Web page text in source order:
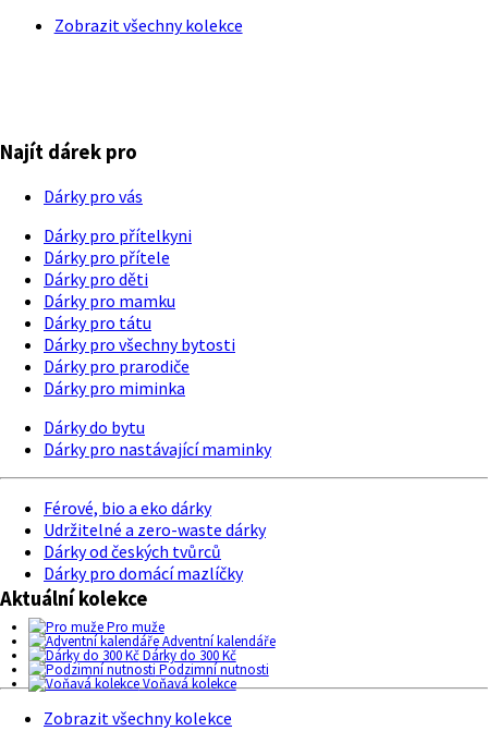
Zobrazit všechny kolekce
Najít dárek pro
Dárky pro vás
Dárky pro přítelkyni
Dárky pro přítele
Dárky pro děti
Dárky pro mamku
Dárky pro tátu
Dárky pro všechny bytosti
Dárky pro prarodiče
Dárky pro miminka
Dárky do bytu
Dárky pro nastávající maminky
Férové, bio a eko dárky
Udržitelné a zero-waste dárky
Dárky od českých tvůrců
Dárky pro domácí mazlíčky
Aktuální kolekce
Pro muže
Adventní kalendáře
Dárky do 300 Kč
Podzimní nutnosti
Voňavá kolekce
Zobrazit všechny kolekce